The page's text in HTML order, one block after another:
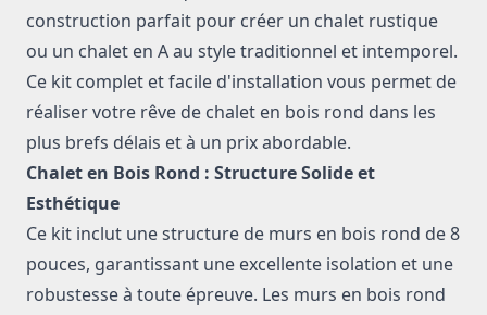
construction parfait pour créer un chalet rustique
ou un chalet en A au style traditionnel et intemporel.
Ce kit complet et facile d'installation vous permet de
réaliser votre rêve de chalet en bois rond dans les
plus brefs délais et à un prix abordable.
Chalet en Bois Rond : Structure Solide et
Esthétique
Ce kit inclut une structure de murs en bois rond de 8
pouces, garantissant une excellente isolation et une
robustesse à toute épreuve. Les murs en bois rond